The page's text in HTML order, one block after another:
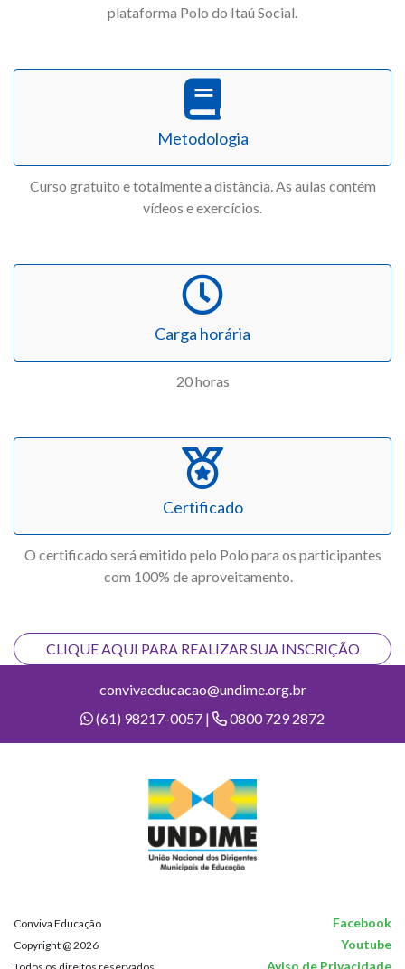
plataforma Polo do Itaú Social.
Metodologia
Curso gratuito e totalmente a distância. As aulas contém
vídeos e exercícios.
Carga horária
20 horas
Certificado
O certificado será emitido pelo Polo para os participantes
com 100% de aproveitamento.
CLIQUE AQUI PARA REALIZAR SUA INSCRIÇÃO
convivaeducacao@undime.org.br
(61) 98217-0057 |
0800 729 2872
Conviva Educação Facebook
Copyright @ 2026 Youtube
Aviso de Privacidade